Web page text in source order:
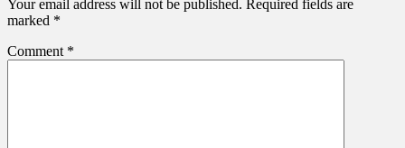
Your email address will not be published. Required fields are
marked *
Comment *